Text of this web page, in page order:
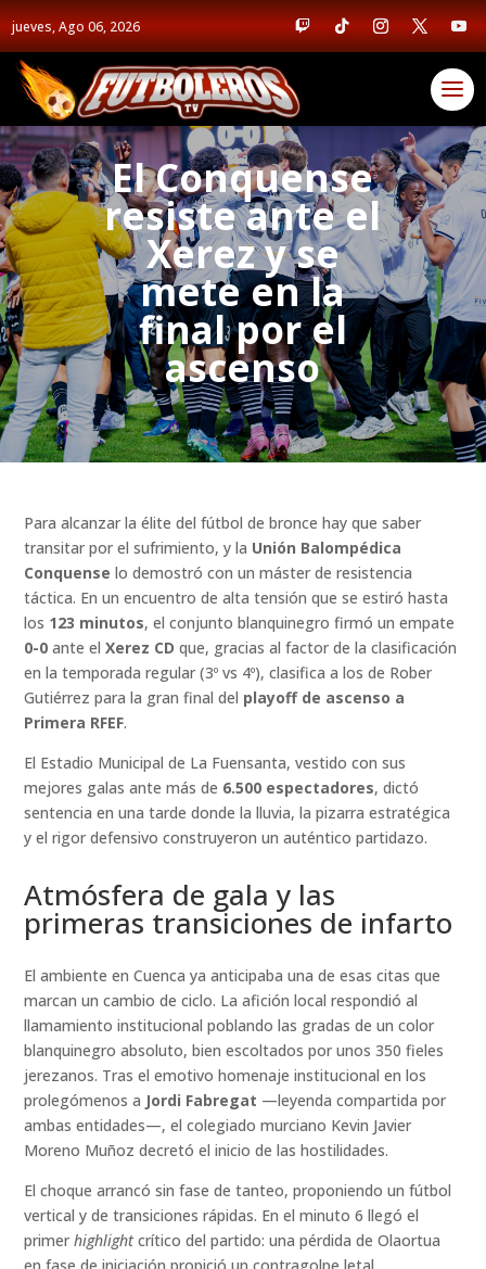
jueves, Ago 06, 2026
El Conquense
resiste ante el
Xerez y se
mete en la
final por el
ascenso
Para alcanzar la élite del fútbol de bronce hay que saber
transitar por el sufrimiento, y la Unión Balompédica
Conquense lo demostró con un máster de resistencia
táctica. En un encuentro de alta tensión que se estiró hasta
los 123 minutos, el conjunto blanquinegro firmó un empate
0-0 ante elXerez CD que, gracias al factor de la clasificación
en la temporada regular (3º vs 4º), clasifica a los de Rober
Gutiérrez para la gran final del playoff de ascenso a
Primera RFEF.
El Estadio Municipal de La Fuensanta, vestido con sus
mejores galas ante más de 6.500 espectadores, dictó
sentencia en una tarde donde la lluvia, la pizarra estratégica
y el rigor defensivo construyeron un auténtico partidazo.
Atmósfera de gala y las
primeras transiciones de infarto
El ambiente en Cuenca ya anticipaba una de esas citas que
marcan un cambio de ciclo. La afición local respondió al
llamamiento institucional poblando las gradas de un color
blanquinegro absoluto, bien escoltados por unos 350 fieles
jerezanos. Tras el emotivo homenaje institucional en los
prolegómenos a Jordi Fabregat —leyenda compartida por
ambas entidades—, el colegiado murciano Kevin Javier
Moreno Muñoz decretó el inicio de las hostilidades.
El choque arrancó sin fase de tanteo, proponiendo un fútbol
vertical y de transiciones rápidas. En el minuto 6 llegó el
primerhighlightcrítico del partido: una pérdida de Olaortua